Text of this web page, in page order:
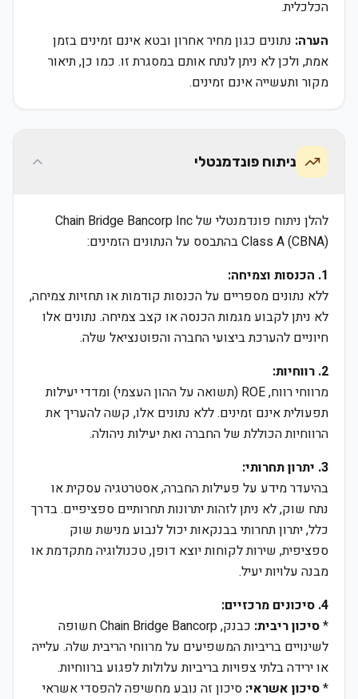
הכלכלית.
הערה: נתונים כגון מחיר אחרון ובטא אינם זמינים בזמן
אמת, ולכן לא ניתן לנתח אותם במסגרת זו. כמו כן, תיאור
מקור ותעשייה אינם זמינים.
ניתוח פונדמנטלי
להלן ניתוח פונדמנטלי של Chain Bridge Bancorp Inc
Class A (CBNA) בהתבסס על הנתונים הזמינים:
1. הכנסות וצמיחה:
ללא נתונים מספריים על הכנסות קודמות או תחזיות צמיחה,
לא ניתן לקבוע מגמות הכנסה או קצב צמיחה. נתונים אלו
חיוניים להערכת ביצועי החברה והפוטנציאל שלה.
2. רווחיות:
מרווחי רווח, ROE (תשואה על ההון העצמי) ומדדי יעילות
תפעולית אינם זמינים. ללא נתונים אלו, קשה להעריך את
הרווחיות הכוללת של החברה ואת יעילות ניהולה.
3. יתרון תחרותי:
בהיעדר מידע על פעילות החברה, אסטרטגיה עסקית או
נתח שוק, לא ניתן לזהות יתרונות תחרותיים ספציפיים. בדרך
כלל, יתרון תחרותי בבנקאות יכול לנבוע מנישת שוק
ספציפית, שירות לקוחות יוצא דופן, טכנולוגיה מתקדמת או
מבנה עלויות יעיל.
4. סיכונים מרכזיים:
*סיכון ריבית:
כבנק, Chain Bridge Bancorp חשופה
לשינויים בריביות המשפיעים על מרווחי הריבית שלה. עלייה
או ירידה בלתי צפויות בריביות עלולות לפגוע ברווחיות.
*סיכון אשראי: סיכון זה נובע מחשיפה להפסדי אשראי